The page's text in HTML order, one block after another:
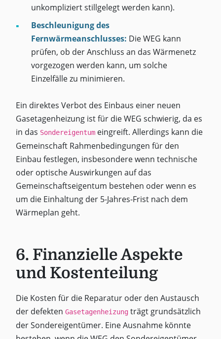
unkompliziert stillgelegt werden kann).
Beschleunigung des
Fernwärmeanschlusses: Die WEG kann
prüfen, ob der Anschluss an das Wärmenetz
vorgezogen werden kann, um solche
Einzelfälle zu minimieren.
Ein direktes Verbot des Einbaus einer neuen
Gasetagenheizung ist für die WEG schwierig, da es
in das Sondereigentumeingreift. Allerdings kann die
Gemeinschaft Rahmenbedingungen für den
Einbau festlegen, insbesondere wenn technische
oder optische Auswirkungen auf das
Gemeinschaftseigentum bestehen oder wenn es
um die Einhaltung der 5-Jahres-Frist nach dem
Wärmeplan geht.
6. Finanzielle Aspekte
und Kostenteilung
Die Kosten für die Reparatur oder den Austausch
der defekten Gasetagenheizungträgt grundsätzlich
der Sondereigentümer. Eine Ausnahme könnte